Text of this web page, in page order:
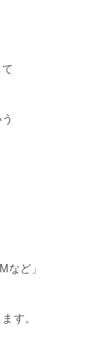
など」
す。